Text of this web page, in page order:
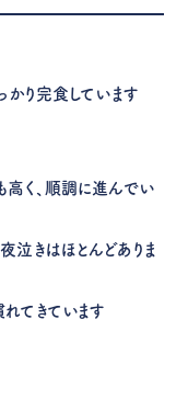
かり完食しています
高く、順調に進んでい
泣きはほとんどありま
てきています